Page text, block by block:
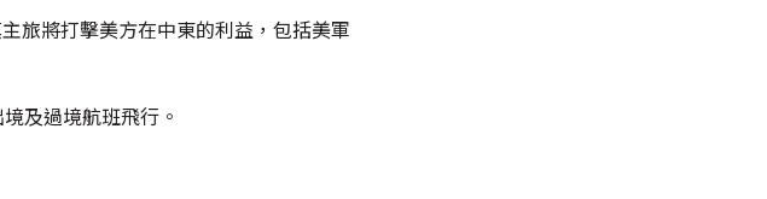
旅將打擊美方在中東的利益，包括美軍
及過境航班飛行。